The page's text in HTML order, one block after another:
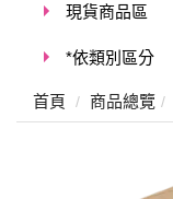
現貨商品區
*依類別區分
首頁 商品總覽